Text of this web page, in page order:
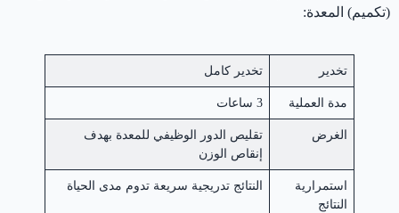
(تكميم) المعدة:
تخدير تخدير كامل
مدة العملية 3 ساعات
الغرض
تقليص الدور الوظيفي للمعدة بهدف
إنقاص الوزن
استمرارية
النتائج
النتائج تدريجية سريعة تدوم مدى الحياة